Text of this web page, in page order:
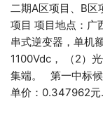
二期A区项目、B区
项目 项目地点：广
串式逆变器，单机
1100Vdc， （2）
集端。 第一中标
单价：0.347962